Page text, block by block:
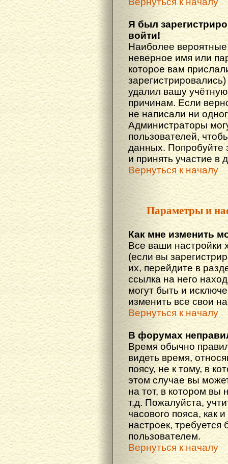
Я был
войти!
Наиболее
неверное имя или
которое вам
удалил вашу
причинам. Если
не написали ни
Администраторы
пользователей,
данных. Попробуйте
и принять участие в
Вернуться к началу
Параметры и
Как мне изменить
Все ваши настройки
(если вы
их, перейдите в
ссылка на него
могут быть и
изменить все свои
Вернуться к началу
В форумах
Время обычно
видеть время,
поясу, не к тому, в
этом случае вы
на тот, в котором вы
т.д. Пожалуйста,
часового пояса, как
настроек,
пользователем.
Вернуться к началу